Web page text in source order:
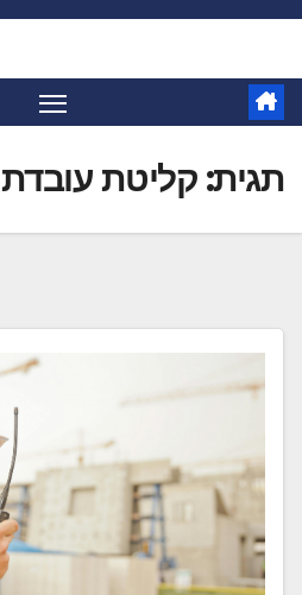
Skip
content
תגית: קליטת עובדת